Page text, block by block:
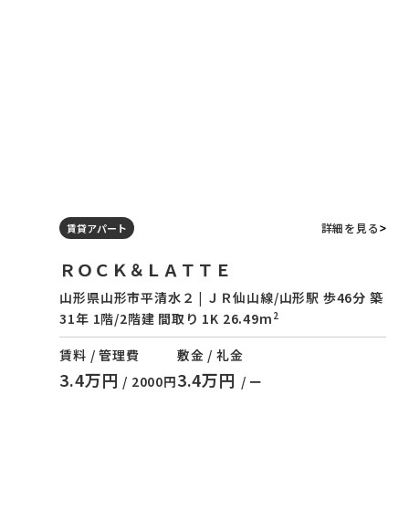
賃貸アパート 詳細を見る
ＲＯＣＫ＆ＬＡＴＴＥ
山形県山形市平清水２ | ＪＲ仙山線/山形駅 歩46分 築
31年 1階/2階建 間取り 1K 26.49m 2
賃料 / 管理費
3.4万円 / 2000円
敷金 / 礼金
3.4万円 / ー